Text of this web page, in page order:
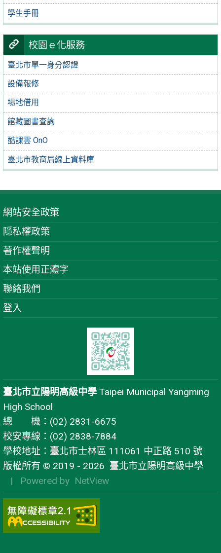
學生手冊
校園ｅ化服務
臺北市單一身分認證
設備報修
場地借用
館藏圖書查詢
酷課雲 OnO
臺北市教育局線上資料庫
網站安全政策
隱私權政策
著作權聲明
本站使用正體字
聯絡我們
登入
臺北市立陽明高級中學 Taipei Municipal Yangming
High School
總 機：(02) 2831-6675
校安專線：(02) 2838-7884
學校地址：臺北市士林區 111061 中正路 510 號
版權所有 © 2019 - 2026 臺北市立陽明高級中學
| Powered by NetView